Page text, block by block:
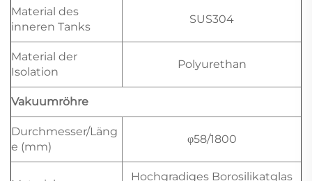
Material des
inneren Tanks
SUS304
Material der
Isolation
Polyurethan
Vakuumröhre
Durchmesser/Läng
e (mm)
φ58/1800
Hochgradiges Borosilikatglas